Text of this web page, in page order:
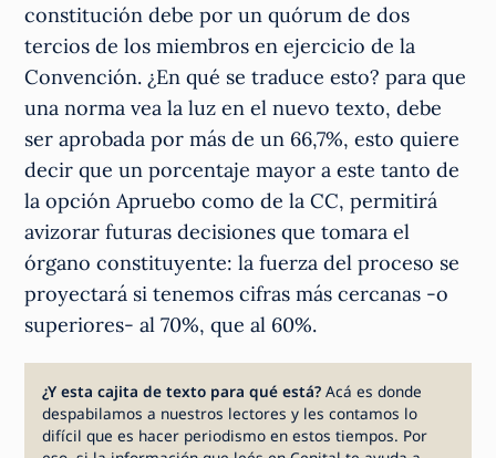
constitución debe por un quórum de dos
tercios de los miembros en ejercicio de la
Convención. ¿En qué se traduce esto? para que
una norma vea la luz en el nuevo texto, debe
ser aprobada por más de un 66,7%, esto quiere
decir que un porcentaje mayor a este tanto de
la opción Apruebo como de la CC, permitirá
avizorar futuras decisiones que tomara el
órgano constituyente: la fuerza del proceso se
proyectará si tenemos cifras más cercanas -o
superiores- al 70%, que al 60%.
¿Y esta cajita de texto para qué está?Acá es donde
despabilamos a nuestros lectores y les contamos lo
difícil que es hacer periodismo en estos tiempos. Por